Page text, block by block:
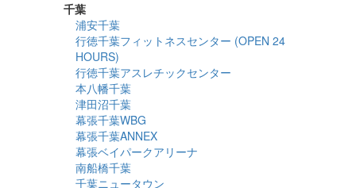
千葉
浦安千葉
行徳千葉フィットネスセンター (OPEN 24
HOURS)
行徳千葉アスレチックセンター
本八幡千葉
津田沼千葉
幕張千葉WBG
幕張千葉ANNEX
幕張ベイパークアリーナ
南船橋千葉
千葉ニュータウン